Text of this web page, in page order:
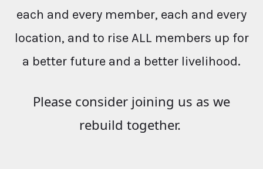
each and every member, each and every
location, and to rise ALL members up for
a better future and a better livelihood.
Please consider joining us as we
rebuild together.